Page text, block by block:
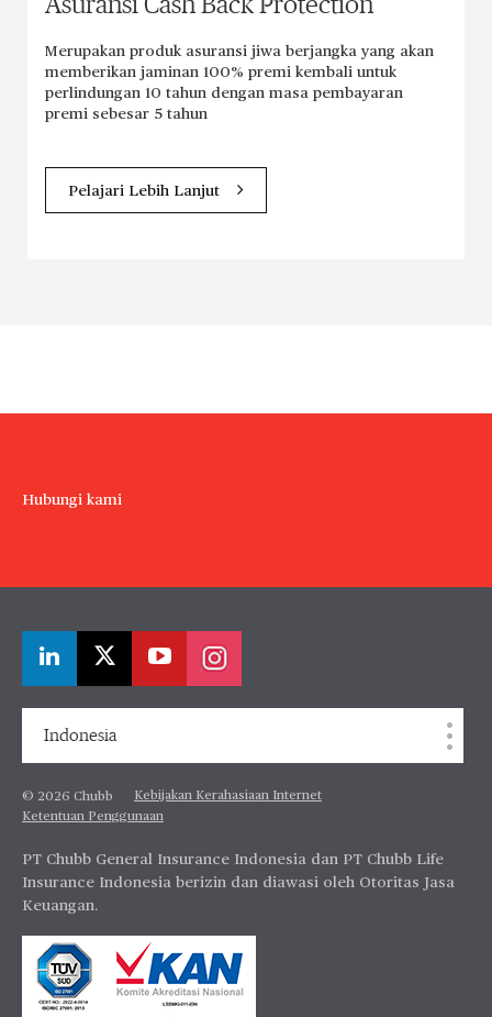
Asuransi Cash Back Protection
Merupakan produk asuransi jiwa berjangka yang akan
memberikan jaminan 100% premi kembali untuk
perlindungan 10 tahun dengan masa pembayaran
premi sebesar 5 tahun
Pelajari Lebih Lanjut
Hubungi kami
Indonesia
© 2026 Chubb
Kebijakan Kerahasiaan Internet
Ketentuan Penggunaan
PT Chubb General Insurance Indonesia dan PT Chubb Life
Insurance Indonesia berizin dan diawasi oleh Otoritas Jasa
Keuangan.